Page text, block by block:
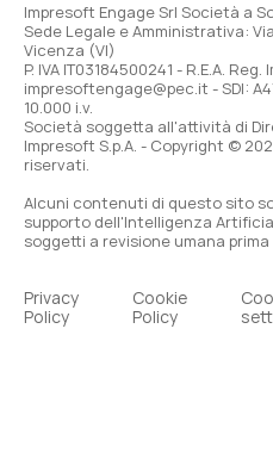
Impresoft Engage Srl Società a
Sede Legale e Amministrativa:
Vicenza (VI)
P. IVA IT03184500241 - R.E.A.
impresoftengage@pec.it - SDI:
10.000 i.v.
Società soggetta all'attività di
Impresoft S.p.A. - Copyright ©
riservati.
Alcuni contenuti di questo sito
supporto dell'Intelligenza
soggetti a revisione umana
Privacy
Policy
Cookie
Policy